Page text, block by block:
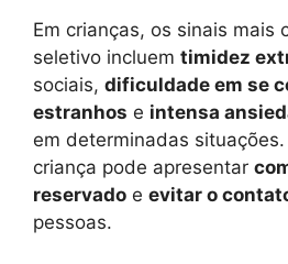
Em crianças, os sinais mais
seletivo incluem timidez
sociais, dificuldade em se
estranhos e intensa
em determinadas
criança pode apresentar
reservado e evitar o
pessoas.